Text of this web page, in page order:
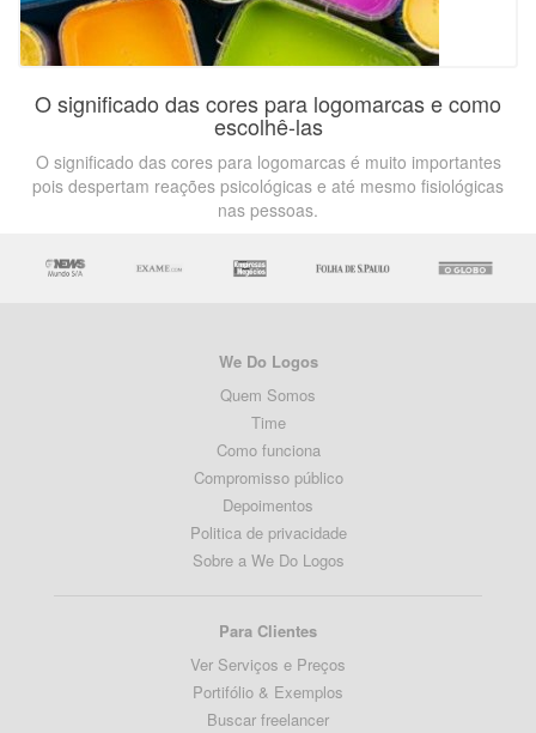
O significado das cores para logomarcas e como
escolhê-las
O significado das cores para logomarcas é muito importantes
pois despertam reações psicológicas e até mesmo fisiológicas
nas pessoas.
We Do Logos
Quem Somos
Time
Como funciona
Compromisso público
Depoimentos
Politica de privacidade
Sobre a We Do Logos
Para Clientes
Ver Serviços e Preços
Portifólio & Exemplos
Buscar freelancer